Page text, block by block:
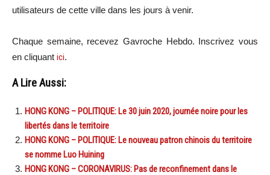
utilisateurs de cette ville dans les jours à venir.
Chaque semaine, recevez Gavroche Hebdo. Inscrivez vous
en cliquant ici.
A Lire Aussi:
HONG KONG – POLITIQUE: Le 30 juin 2020, journée noire pour les
libertés dans le territoire
HONG KONG – POLITIQUE: Le nouveau patron chinois du territoire
se nomme Luo Huining
HONG KONG – CORONAVIRUS: Pas de reconfinement dans le